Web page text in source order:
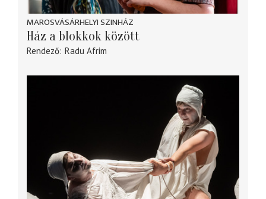
MAROSVÁSÁRHELYI SZINHÁZ
Ház a blokkok között
Rendező Radu Afrim